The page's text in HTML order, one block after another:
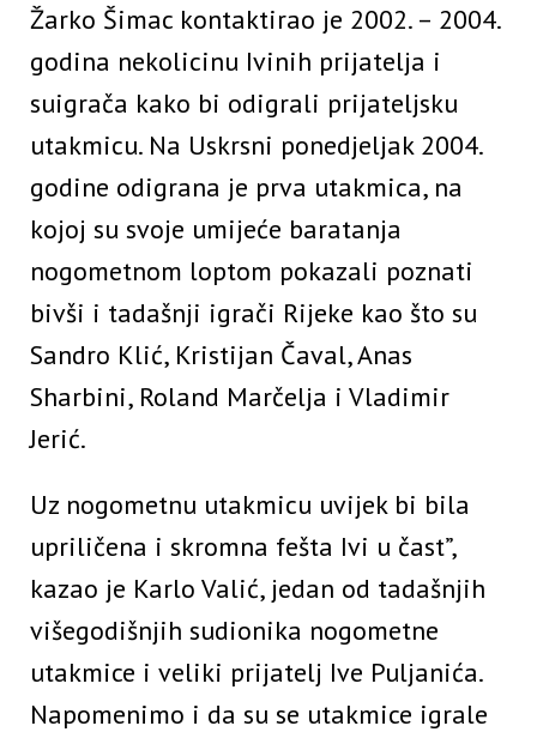
Žarko Šimac kontaktirao je 2002. – 2004.
godina nekolicinu Ivinih prijatelja i
suigrača kako bi odigrali prijateljsku
utakmicu. Na Uskrsni ponedjeljak 2004.
godine odigrana je prva utakmica, na
kojoj su svoje umijeće baratanja
nogometnom loptom pokazali poznati
bivši i tadašnji igrači Rijeke kao što su
Sandro Klić, Kristijan Čaval, Anas
Sharbini, Roland Marčelja i Vladimir
Jerić.
Uz nogometnu utakmicu uvijek bi bila
upriličena i skromna fešta Ivi u čast”,
kazao je Karlo Valić, jedan od tadašnjih
višegodišnjih sudionika nogometne
utakmice i veliki prijatelj Ive Puljanića.
Napomenimo i da su se utakmice igrale